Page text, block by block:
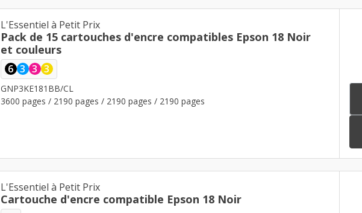
L'Essentiel à Petit Prix
Pack de 15 cartouches d'encre compatibles Epson 18 Noir
et couleurs
6 3 3 3
GNP3KE181BB/CL
3600 pages / 2190 pages / 2190 pages / 2190 pages
L'Essentiel à Petit Prix
Cartouche d'encre compatible Epson 18 Noir